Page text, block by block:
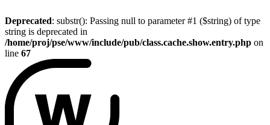
Deprecated: substr(): Passing null to parameter #1 ($string) of type
string is deprecated in
/home/proj/pse/www/include/pub/class.cache.show.entry.php on
line 67